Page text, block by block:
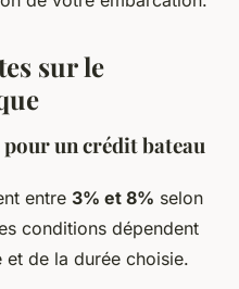
sur le
un crédit bateau
entre 3% et 8% selon
conditions dépendent
de la durée choisie.